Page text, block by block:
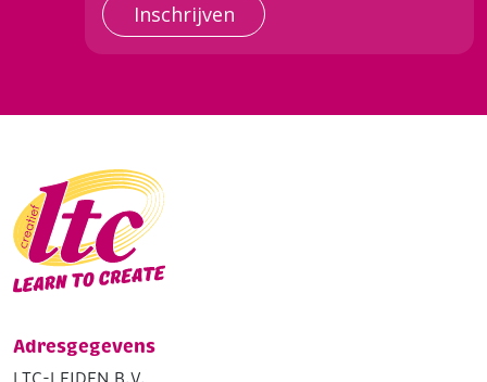
Inschrijven
Adresgegevens